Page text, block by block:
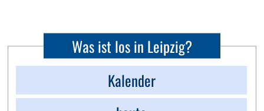
Was ist los in Leipzig?
Kalender